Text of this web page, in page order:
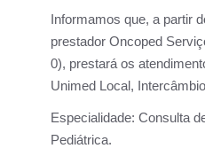
Informamos que, a partir
prestador Oncoped
0), prestará os
Unimed Local,
Especialidade: Consulta
Pediátrica.